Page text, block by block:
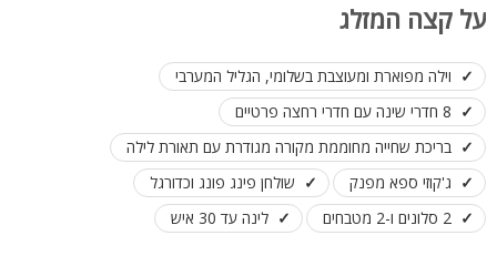
על קצה המזלג
וילה מפוארת ומעוצבת בשלומי, הגליל המערבי
8 חדרי שינה עם חדרי רחצה פרטיים
בריכת שחייה מחוממת מקורה מגודרת עם תאורת לילה
ג'קוזי ספא מפנק
שולחן פינג פונג וכדורגל
2 סלונים ו-2 מטבחים
לינה עד 30 איש